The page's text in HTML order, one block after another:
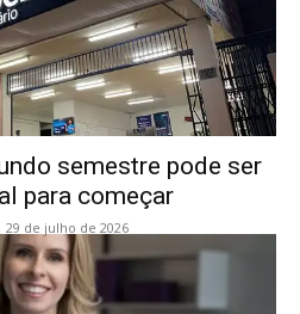
semestre pode ser
para começar
29 de julho de 2026